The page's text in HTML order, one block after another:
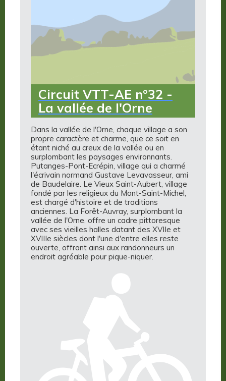
Circuit VTT-AE n°32 -
La vallée de l'Orne
Dans la vallée de l'Orne, chaque village a son
propre caractère et charme, que ce soit en
étant niché au creux de la vallée ou en
surplombant les paysages environnants.
Putanges-Pont-Ecrépin, village qui a charmé
l'écrivain normand Gustave Levavasseur, ami
de Baudelaire. Le Vieux Saint-Aubert, village
fondé par les religieux du Mont-Saint-Michel,
est chargé d'histoire et de traditions
anciennes. La Forêt-Auvray, surplombant la
vallée de l'Orne, offre un cadre pittoresque
avec ses vieilles halles datant des XVIIe et
XVIIIe siècles dont l'une d'entre elles reste
ouverte, offrant ainsi aux randonneurs un
endroit agréable pour pique-niquer.